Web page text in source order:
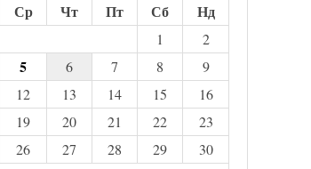
Ср Чт Пт Сб Нд
1
2
5 6 7 8
9
12 13 14 15
16
19 20 21 22
23
26 27 28 29
30